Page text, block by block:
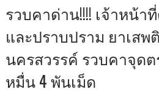
รวบคาด่าน!!!! เจ้าหน้า
และปราบปราม ยาเสพ
นครสวรรค์ รวบคาจุด
หมื่น​ 4​ พันเม็ด​